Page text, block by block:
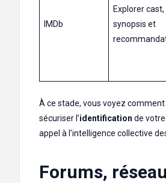
IMDb
Explorer cast,
synopsis et
À ce stade, vous voyez
sécuriser l’identification de votre
appel à l’intelligence collective
Forums,